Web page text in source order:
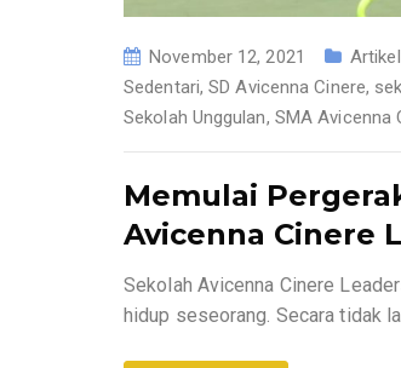
November 12, 2021 Artikel
Sedentari,SD Avicenna Cinere,
Sekolah Unggulan, SMA Avicenna
Memulai
Avicenna Cinere
Sekolah Avicenna Cinere
hidup seseorang. Secara tidak